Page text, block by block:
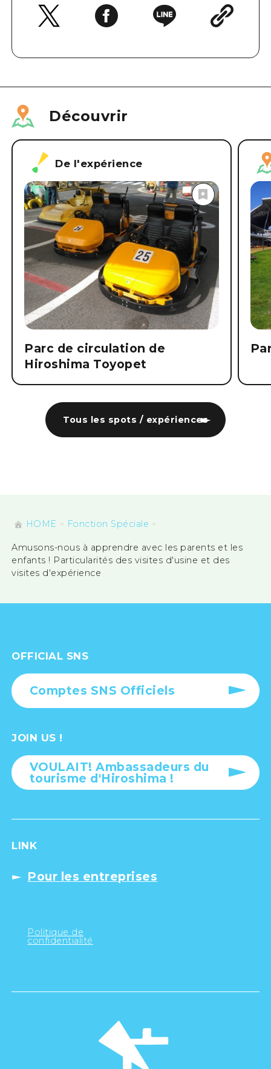
Découvrir
Tous les spots / expériences
De l'expérience
Parc de circulation de
Hiroshima Toyopet
HOME Fonction Spéciale
Amusons-nous à apprendre avec les parents et les
enfants ! Particularités des visites d'usine et des
visites d'expérience
OFFICIAL SNS
Comptes SNS Officiels
JOIN US !
VOULAIT! Ambassadeurs du
tourisme d'Hiroshima !
LINK
Pour les entreprises
Politique de
confidentialité